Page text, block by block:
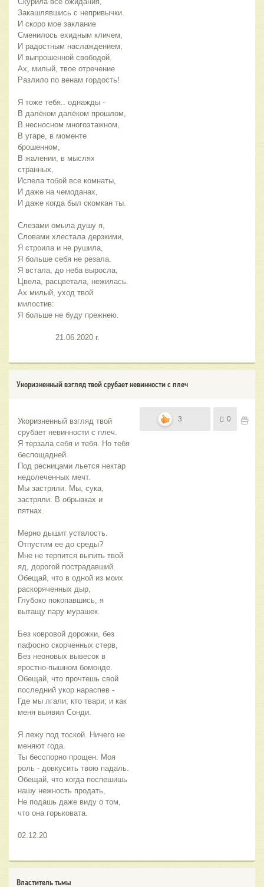
Закашлявшись с непривычки.
И скоро мое заклание
Сменилось ехидным кличем,
И радостным наслаждением,
И выпрошенной свободой.
Ах, милый, твое отречение
Разлило по венам гордость!
Я тоже тебя.. однажды -
В далёком далёком прошлом,
В несносном многоэтажном,
В угаре, в моменте
брошенном,
В жалении, в мыслях
странных,
Испела тобой все комнаты,
И даже на чемоданах,
И даже когда был скомкан ты.
Слезами омыла душу я,
Словами хлестала дерзкими,
Я строила и не рушила,
Я больше себя не резала.
Я встала, до неба выросла,
Цвела, расцветала, нежилась.
Ах милый, уход твой
милостив:
Я больше не буду прежнею.
                21.06.2020 г.
Укоризненный взгляд твой срубает невинности с плеч
Укоризненный взгляд твой
срубает невинности с плеч.
Я терзала себя и тебя. Но тебя
беспощадней.
Под ресницами льется нектар
недолеченных мечт.
Мы застряли. Мы, сука,
застряли. В обрывках и
пятнах.
Мерно дышит усталость.
Отпустим ее до среды?
Мне не терпится выпить твой
яд, дорогой пострадавший.
Обещай, что в одной из моих
раскоряченных дыр,
Глубоко покопавшись, я
вытащу пару мурашек.
Без ковровой дорожки, без
пафосно скорченных стерв,
Без неоновых вывесок в
яростно-пышном бомонде.
Обещай, что прочтешь свой
последний укор нараспев -
Где мы лгали; кто твари; и как
меня выявил Сонди.
Я лежу под тоской. Ничего не
меняют года.
Ты бесспорно прощен. Моя
роль - довкусить твою падаль.
Обещай, что когда поспешишь
нашу нежность продать,
Не подашь даже виду о том,
что она горьковата.
02.12.20
3 0
Властитель тьмы